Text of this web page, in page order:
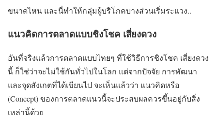
ขนาดไหน และนี่ทำให้กลุ่มผู้บริโภคบางส่วนเริ่มระแวง..
แนวคิดการตลาดแบบชิงโชค เสี่ยงดวง
อันที่จริงแล้วการตลาดแบบไทยๆ ที่ใช้วิธีการชิงโชค เสี่ยงดวง
นี้ ก็ใช่ว่าจะไม่ใช้กันทั่วไปในโลก แต่จากปัจจัย การพัฒนา
และจุดสังเกตที่ได้เขียนไป จะเห็นแล้วว่า แนวคิดหรือ
(Concept) ของการตลาดแนวนี้จะประสบผลควรขึ้นอยู่กับสิ่ง
เหล่านี้ด้วย